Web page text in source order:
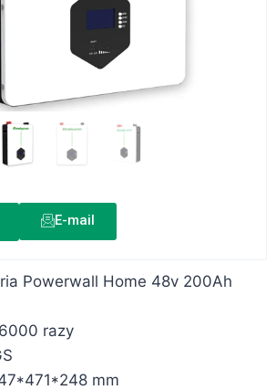
E-mail
Powerwall Home 48v 200Ah
6000 razy
mm